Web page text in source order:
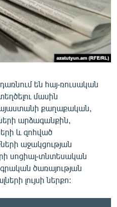
են հայ-ռուսական
մասին
քաղաքական,
արձագանքին,
և զոհված
աջակցության
սոցիալ-տնտեսական
ծառայության
լույսի ներքո: